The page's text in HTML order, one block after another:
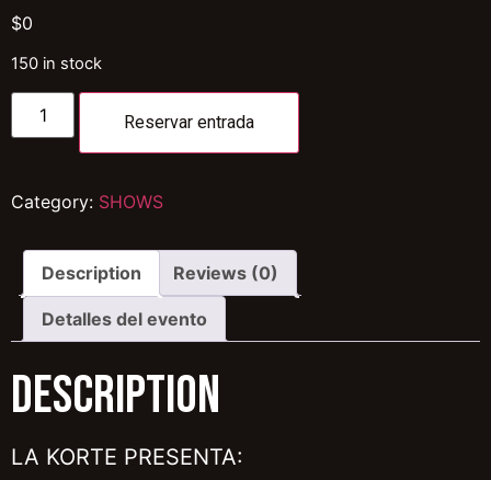
$0
150 in stock
Reservar entrada
Category: SHOWS
Description Reviews (0)
Detalles del evento
Description
LA KORTE PRESENTA: